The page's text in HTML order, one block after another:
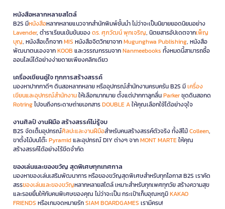
หนังสือหลากหลายสไตล์
B2S มีหนังสือหลากหลายแนวจากสำนักพิมพ์ชั้นนำ ไม่ว่าจะเป็นนิยายยอดนิยมอย่าง
Lavender, ตำราเรียนเข้มข้นของดร. ศุภวัฒน์ พุกเจริญ, นิตยสารอัปเดตจากเพ็ญ
บุญ, หนังสือเด็กจากMIS หนังสือจิตวิทยาจากMugunghwa Publishing, หนังสือ
พัฒนาตนเองจากKOOB และวรรณกรรมจากNanmeebooks ทั้งหมดนี้สามารถซื้อ
ออนไลน์ได้อย่างง่ายดายเพียงคลิกเดียว
เครื่องเขียนคู่ใจ ทุกการสร้างสรรค์
มองหาปากกาดีๆ ดินสอหลากหลาย หรืออุปกรณ์สำนักงานครบครัน B2S มีเครื่อง
เขียนและอุปกรณ์สำนักงานให้เลือกมากมาย ตั้งแต่ปากกาลูกลื่นParkerชุดดินสอกด
Rotringไปจนถึงกระดาษถ่ายเอกสารDOUBLE Aให้คุณเลือกใช้ได้อย่างจุใจ
งานศิลป์ งานฝีมือ สร้างสรรค์ไม่รู้จบ
B2S จัดเต็มอุปกรณ์ศิลปะและงานฝีมือสำหรับคนสร้างสรรค์ตัวจริง ทั้งสีไม้Colleen,
ขาตั้งไม้บนโต๊ะPyramidและอุปกรณ์ DIY ต่างๆ จากMONT MARTEให้คุณ
สร้างสรรค์ได้อย่างไร้ขีดจำกัด
ของเล่นและของขวัญ สุดพิเศษทุกเทศกาล
มองหาของเล่นเสริมพัฒนาการ หรือของขวัญสุดพิเศษสำหรับทุกโอกาส B2S เราคัด
สรรของเล่นและของขวัญหลากหลายสไตล์ เหมาะสำหรับทุกเพศทุกวัย สร้างความสุข
และรอยยิ้มให้กับคนพิเศษของคุณ ไม่ว่าจะเป็น กระเป๋าเก็บอุณหภูมิKAKAO
FRIENDS หรือเกมจดหมายรักSIAM BOARDGAMES เรามีครบ!